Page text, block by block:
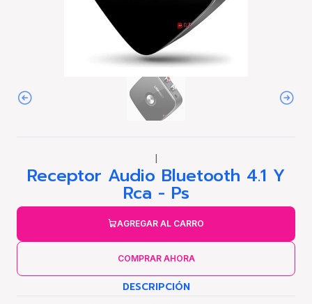
|
Receptor Audio Bluetooth 4.1 Y
Rca - Ps
AGREGAR AL CARRO
COMPRAR AHORA
DESCRIPCIÓN